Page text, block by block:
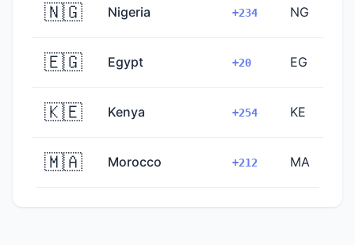
🇳🇬 Nigeria +234 NG
🇪🇬 Egypt +20 EG
🇰🇪 Kenya +254 KE
🇲🇦 Morocco +212 MA